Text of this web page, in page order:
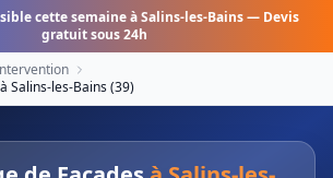
cette semaine àSalins-les-Bains— Devis
gratuit sous 24h
à Salins-les-Bains(39)